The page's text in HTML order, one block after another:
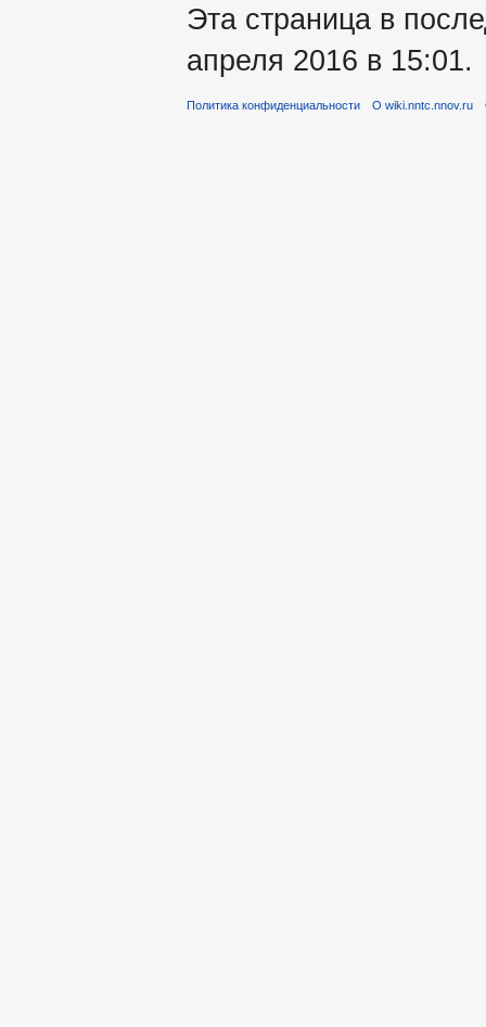
Эта страница в
апреля 2016 в 15:01.
Политика конфиденциальности О wiki.nntc.nnov.ru